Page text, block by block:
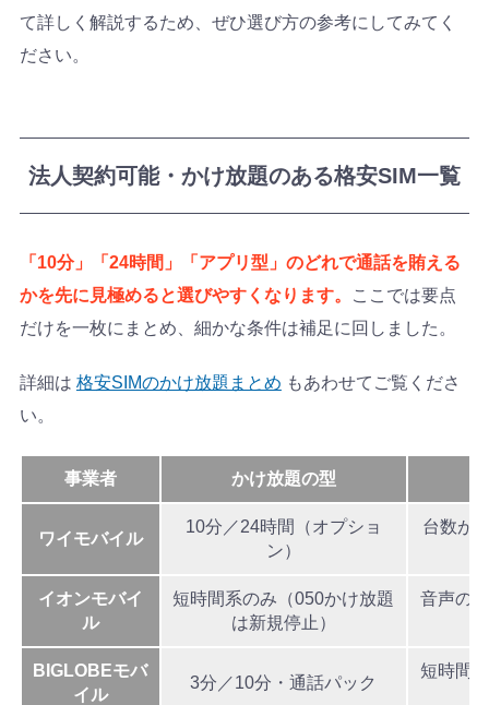
て詳しく解説するため、ぜひ選び方の参考にしてみてく
ださい。
法人契約可能・かけ放題のある格安SIM一覧
「10分」「24時間」「アプリ型」のどれで通話を賄える
かを先に見極めると選びやすくなります。
ここでは要点
だけを一枚にまとめ、細かな条件は補足に回しました。
詳細は 格安SIMのかけ放題まとめ もあわせてご覧くださ
い。
事業者 かけ放題の型
ワイモバイル
10分／24時間（オプショ
ン）
台数が
イオンモバイ
ル
短時間系のみ（050かけ放題
は新規停止）
音声の
BIGLOBEモバ
イル
3分／10分・通話パック
短時間